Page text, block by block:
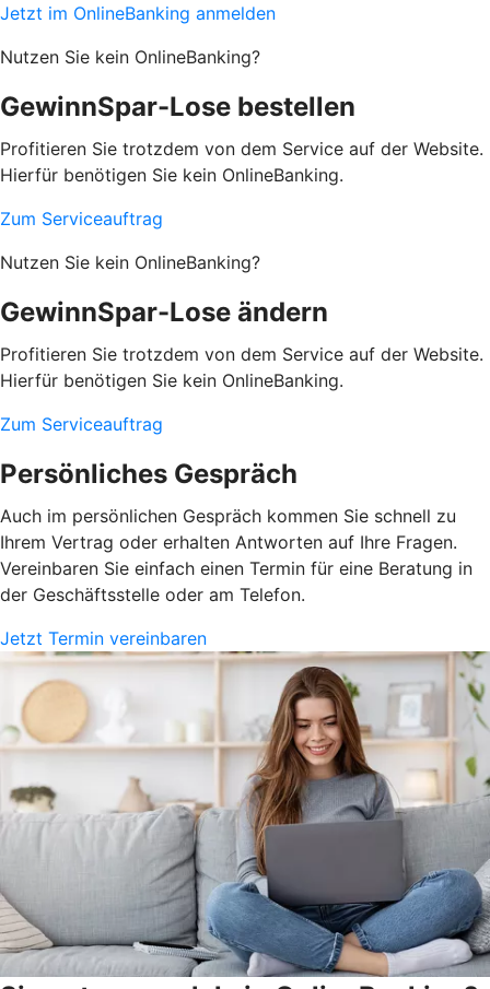
Jetzt im OnlineBanking anmelden
Nutzen Sie kein OnlineBanking?
GewinnSpar-Lose bestellen
Profitieren Sie trotzdem von dem Service auf der Website.
Hierfür benötigen Sie kein OnlineBanking.
Zum Serviceauftrag
Nutzen Sie kein OnlineBanking?
GewinnSpar-Lose ändern
Profitieren Sie trotzdem von dem Service auf der Website.
Hierfür benötigen Sie kein OnlineBanking.
Zum Serviceauftrag
Persönliches Gespräch
Auch im persönlichen Gespräch kommen Sie schnell zu
Ihrem Vertrag oder erhalten Antworten auf Ihre Fragen.
Vereinbaren Sie einfach einen Termin für eine Beratung in
der Geschäftsstelle oder am Telefon.
Jetzt Termin vereinbaren